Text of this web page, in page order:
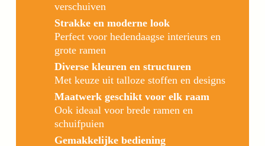
verschuiven
Strakke en moderne look
Perfect voor hedendaagse interieurs en
grote ramen
Diverse kleuren en structuren
Met keuze uit talloze stoffen en designs
Maatwerk geschikt voor elk raam
Ook ideaal voor brede ramen en
schuifpuien
Gemakkelijke bediening